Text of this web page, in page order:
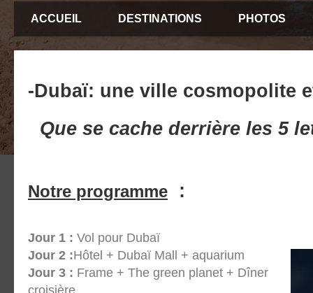
ACCUEIL DESTINATIONS PHOTOS
-Dubaï: une ville cosmopolite
Que se cache derrière les 5
Notre programme :
Jour 1 : Vol pour Dubaï
Jour 2 :Hôtel + Dubaï Mall + aquarium
Jour 3 : Frame + The green planet + Dîner
croisière